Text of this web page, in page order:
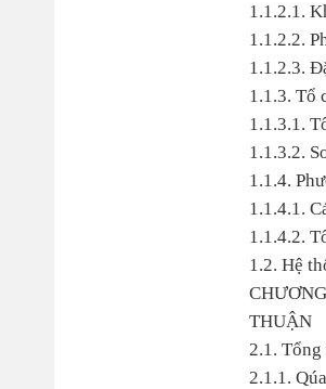
1.1.2.1.
1.1.2.2.
1.1.2.3.
1.1.3. Tổ
1.1.3.1.
1.1.3.2.
1.1.4.
1.1.4.1.
1.1.4.2.
1.2. Hệ
THUẬN
2.1.
2.1.1.